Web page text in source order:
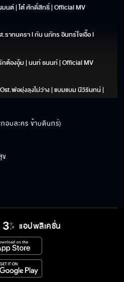
มนต์ | โต๋ ศักดิ์สิทธิ์ | Official MV
รากนครา l กัน นภัทร อินทร์ใจเอื้อ l
กต้องอุ้ม | นนท์ ธนนท์ | Official MV
Ost.พ่อยุ่งลุงไม่ว่าง | แบมแบม นีวิรินทน์ |
อยุ่งลุงไม่ว่าง | นนท์ ธนนท์ | Official MV
กอบละคร ข้าบดินทร์)
ข
แอปพลิเคชั่น